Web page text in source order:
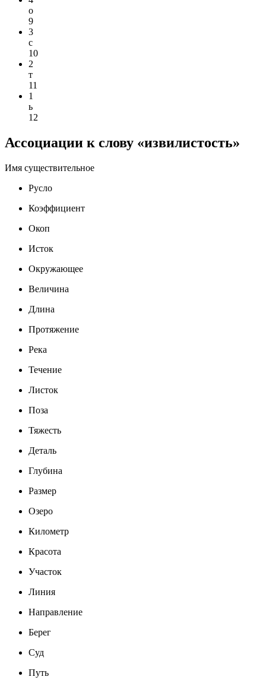
о
9
3
с
10
2
т
11
1
ь
12
Ассоциации к слову «извилистость»
Имя существительное
Русло
Коэффициент
Окоп
Исток
Окружающее
Величина
Длина
Протяжение
Река
Течение
Листок
Поза
Тяжесть
Деталь
Глубина
Размер
Озеро
Километр
Красота
Участок
Линия
Направление
Берег
Суд
Путь